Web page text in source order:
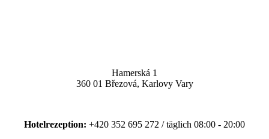
Hamerská 1
360 01 Březová, Karlovy Vary
Hotelrezeption: +420 352 695 272 / täglich 08:00 - 20:00